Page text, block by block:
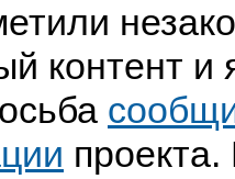
контент и